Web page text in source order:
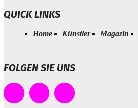
QUICK LINKS
Home Künstler Magazin
FOLGEN SIE UNS